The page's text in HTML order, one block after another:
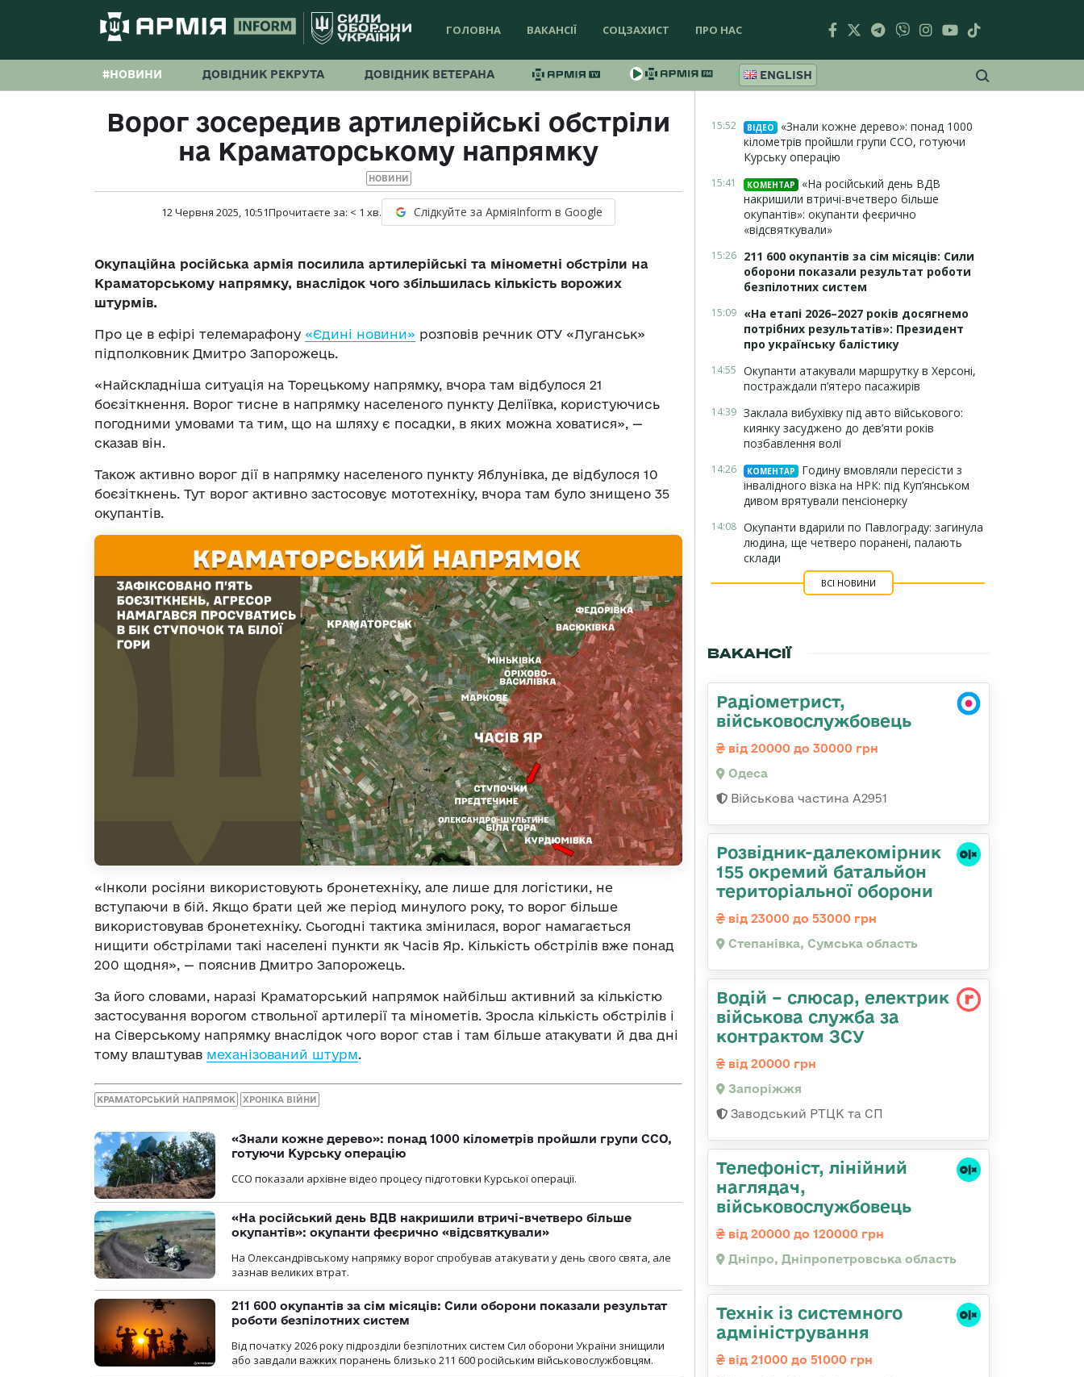
ГОЛОВНА ВАКАНСІЇ СОЦЗАХИСТ ПРО НАС
#НОВИНИ ДОВІДНИК РЕКРУТА ДОВІДНИК ВЕТЕРАНА ENGLISH
Ворог зосередив артилерійські обстріли
на Краматорському напрямку
НОВИНИ
12 Червня 2025, 10:51Прочитаєте за: < 1 хв. Слідкуйте за АрміяInform в Google
Окупаційна російська армія посилила артилерійські та мінометні обстріли на
Краматорському напрямку, внаслідок чого збільшилась кількість ворожих
штурмів.
Про це в ефірі телемарафону «Єдині новини» розповів речник ОТУ «Луганськ»
підполковник Дмитро Запорожець.
«Найскладніша ситуація на Торецькому напрямку, вчора там відбулося 21
боєзіткнення. Ворог тисне в напрямку населеного пункту Деліївка, користуючись
погодними умовами та тим, що на шляху є посадки, в яких можна ховатися», —
сказав він.
Також активно ворог дії в напрямку населеного пункту Яблунівка, де відбулося 10
боєзіткнень. Тут ворог активно застосовує мототехніку, вчора там було знищено 35
окупантів.
«Інколи росіяни використовують бронетехніку, але лише для логістики, не
вступаючи в бій. Якщо брати цей же період минулого року, то ворог більше
використовував бронетехніку. Сьогодні тактика змінилася, ворог намагається
нищити обстрілами такі населені пункти як Часів Яр. Кількість обстрілів вже понад
200 щодня», — пояснив Дмитро Запорожець.
За його словами, наразі Краматорський напрямок найбільш активний за кількістю
застосування ворогом ствольної артилерії та мінометів. Зросла кількість обстрілів і
на Сіверському напрямку внаслідок чого ворог став і там більше атакувати й два дні
тому влаштував механізований штурм.
КРАМАТОРСЬКИЙ НАПРЯМОК ХРОНІКА ВІЙНИ
«Знали кожне дерево»: понад 1000 кілометрів пройшли групи ССО,
готуючи Курську операцію
ССО показали архівне відео процесу підготовки Курської операції.
«На російський день ВДВ накришили втричі-вчетверо більше
окупантів»: окупанти феєрично «відсвяткували»
На Олександрівському напрямку ворог спробував атакувати у день свого свята, але
зазнав великих втрат.
211 600 окупантів за сім місяців: Сили оборони показали результат
роботи безпілотних систем
Від початку 2026 року підрозділи безпілотних систем Сил оборони України знищили
або завдали важких поранень близько 211 600 російським військовослужбовцям.
15:52 ВІДЕО
«Знали кожне дерево»: понад 1000
кілометрів пройшли групи ССО, готуючи
Курську операцію
15:41 КОМЕНТАР
«На російський день ВДВ
накришили втричі-вчетверо більше
окупантів»: окупанти феєрично
«відсвяткували»
15:26 211 600 окупантів за сім місяців: Сили
оборони показали результат роботи
безпілотних систем
15:09 «На етапі 2026–2027 років досягнемо
потрібних результатів»: Президент
про українську балістику
14:55 Окупанти атакували маршрутку в Херсоні,
постраждали п’ятеро пасажирів
14:39 Заклала вибухівку під авто військового:
киянку засуджено до дев’яти років
позбавлення волі
14:26 КОМЕНТАР
Годину вмовляли пересісти з
інвалідного візка на НРК: під Куп’янськом
дивом врятували пенсіонерку
14:08 Окупанти вдарили по Павлограду: загинула
людина, ще четверо поранені, палають
склади
ВСІ НОВИНИ
ВАКАНСІЇ
Радіометрист,
військовослужбовець
від 20000 до 30000 грн
Одеса
Військова частина А2951
Розвідник-далекомірник
155 окремий батальйон
територіальної оборони
від 23000 до 53000 грн
Степанівка, Сумська область
Водій – слюсар, електрик
військова служба за
контрактом ЗСУ
від 20000 грн
Запоріжжя
Заводський РТЦК та СП
Телефоніст, лінійний
наглядач,
військовослужбовець
від 20000 до 120000 грн
Дніпро, Дніпропетровська область
Технік із системного
адміністрування
від 21000 до 51000 грн